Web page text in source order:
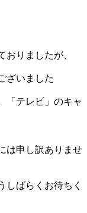
おりましたが、
ざいました
「テレビ」のキャ
は申し訳ありませ
しばらくお待ちく